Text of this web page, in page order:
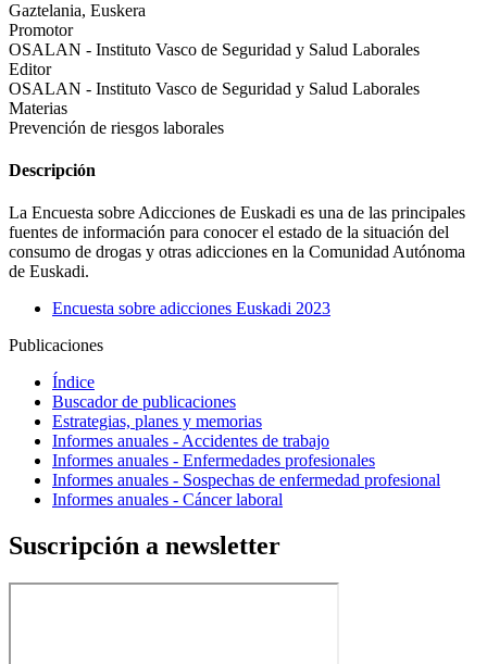
Gaztelania, Euskera
Promotor
OSALAN - Instituto Vasco de Seguridad y Salud Laborales
Editor
OSALAN - Instituto Vasco de Seguridad y Salud Laborales
Materias
Prevención de riesgos laborales
Descripción
La Encuesta sobre Adicciones de Euskadi es una de las principales
fuentes de información para conocer el estado de la situación del
consumo de drogas y otras adicciones en la Comunidad Autónoma
de Euskadi.
Encuesta sobre adicciones Euskadi 2023
Publicaciones
Índice
Buscador de publicaciones
Estrategias, planes y memorias
Informes anuales - Accidentes de trabajo
Informes anuales - Enfermedades profesionales
Informes anuales - Sospechas de enfermedad profesional
Informes anuales - Cáncer laboral
Suscripción a newsletter